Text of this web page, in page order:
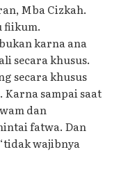
Mba Cizkah.
fiikum.
karna ana
secara khusus.
secara khusus
Karna sampai saat
dan
fatwa. Dan
wajibnya